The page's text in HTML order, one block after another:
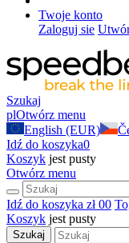
Twoje konto
Zaloguj sie
Szukaj
plOtwórz menu
English (EUR)
Idź do koszyka0
Koszyk jest pusty
Otwórz menu
Idź do koszyka zł 00
Koszyk jest pusty
Szukaj